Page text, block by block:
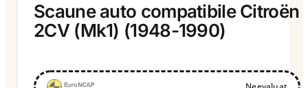
Scaune auto compatibile Citroën
2CV (Mk1) (1948-1990)